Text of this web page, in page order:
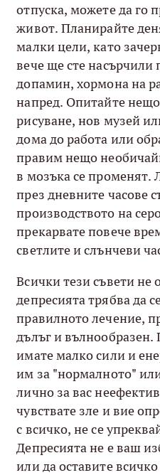
отпуска, можете да го
живот. Планирайте
малки цели, като
вече ще сте насърчили
допамин, хормона на
напред. Опитайте
рисуване, нов музей
дома до работа или
правим нещо
в мозъка се променят.
през дневните часове
производството на
прекарвате повече
светлите и слънчеви
Всички тези съвети не
депресията трябва да
правилното лечение,
дълъг и вълнообразен.
имате малко сили и
им за "нормалното"
лично за вас
чувствате зле и вие
с всичко, не се
Депресията не е ваш
или да оставите